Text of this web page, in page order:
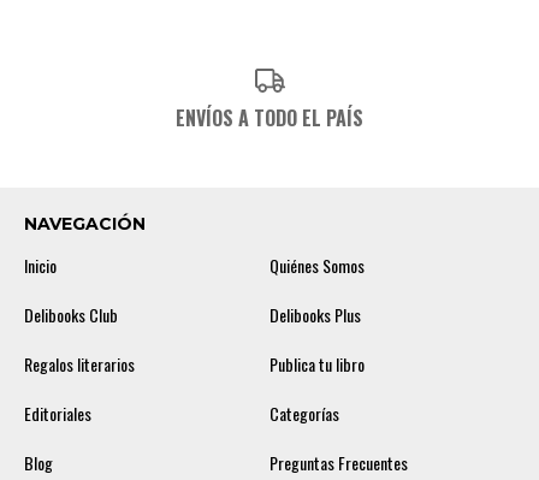
ENVÍOS A TODO EL PAÍS
NAVEGACIÓN
Inicio
Quiénes Somos
Delibooks Club
Delibooks Plus
Regalos literarios
Publica tu libro
Editoriales
Categorías
Blog
Preguntas Frecuentes